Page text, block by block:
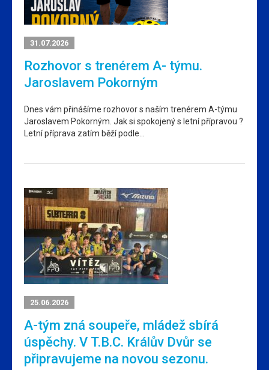
31.07.2026
Rozhovor s trenérem A- týmu.
Jaroslavem Pokorným
Dnes vám přinášíme rozhovor s naším trenérem A-týmu
Jaroslavem Pokorným. Jak si spokojený s letní přípravou ?
Letní příprava zatím běží podle…
25.06.2026
A-tým zná soupeře, mládež sbírá
úspěchy. V T.B.C. Králův Dvůr se
připravujeme na novou sezonu.